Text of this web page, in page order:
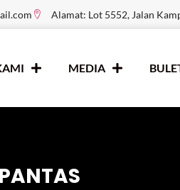
Alamat: Lot 5552, Jalan
MEDIA